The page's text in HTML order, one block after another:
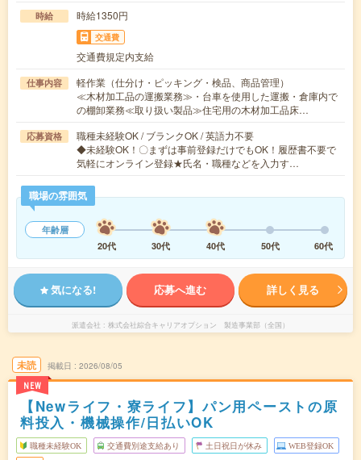
時給 時給1350円
交通費
交通費規定内支給
仕事内容
軽作業（仕分け・ピッキング・検品、商品管理）
≪木材加工品の運搬業務≫・台車を使用した運搬・倉庫内で
の棚卸業務≪取り扱い製品≫住宅用の木材加工品床…
応募資格
職種未経験OK / ブランクOK / 英語力不要
◆未経験OK！〇まずは事前登録だけでもOK！履歴書不要で
気軽にオンライン登録★氏名・職種などを入力す…
職場の雰囲気
年齢層
20代
30代 40代 50代 60代
気になる! 応募へ進む 詳しく見る
派遣会社 株式会社綜合キャリアオプション 製造事業部（全国）
未読
NEW
掲載日 2026/08/05
【Newライフ・寮ライフ】パン用ペーストの原
料投入・機械操作/日払いOK
職種未経験OK 交通費別途支給あり 土日祝日が休み WEB登録OK